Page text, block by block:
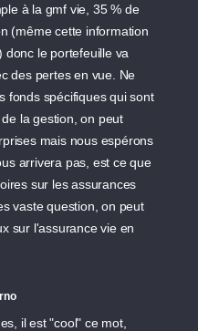
à la gmf vie, 35 % de
(même cette information
donc le portefeuille va
des pertes en vue. Ne
fonds spécifiques qui sont
la gestion, on peut
mais nous espérons
arrivera pas, est ce que
sur les assurances
vaste question, on peut
sur l'assurance vie en
il est "cool" ce mot,